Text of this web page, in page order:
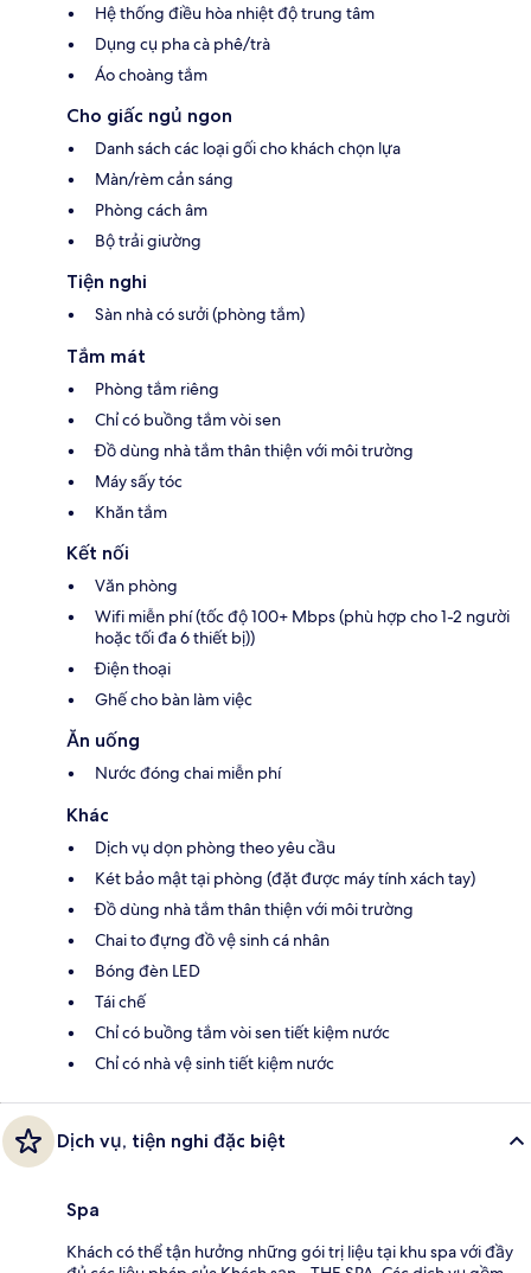
Hệ thống điều hòa nhiệt độ trung tâm
Dụng cụ pha cà phê/trà
Áo choàng tắm
Cho giấc ngủ ngon
Danh sách các loại gối cho khách chọn lựa
Màn/rèm cản sáng
Phòng cách âm
Bộ trải giường
Tiện nghi
Sàn nhà có sưởi (phòng tắm)
Tắm mát
Phòng tắm riêng
Chỉ có buồng tắm vòi sen
Đồ dùng nhà tắm thân thiện với môi trường
Máy sấy tóc
Khăn tắm
Kết nối
Văn phòng
Wifi miễn phí (tốc độ 100+ Mbps (phù hợp cho 1-2 người
hoặc tối đa 6 thiết bị))
Điện thoại
Ghế cho bàn làm việc
Ăn uống
Nước đóng chai miễn phí
Khác
Dịch vụ dọn phòng theo yêu cầu
Két bảo mật tại phòng (đặt được máy tính xách tay)
Đồ dùng nhà tắm thân thiện với môi trường
Chai to đựng đồ vệ sinh cá nhân
Bóng đèn LED
Tái chế
Chỉ có buồng tắm vòi sen tiết kiệm nước
Chỉ có nhà vệ sinh tiết kiệm nước
Dịch vụ, tiện nghi đặc biệt
Spa
Khách có thể tận hưởng những gói trị liệu tại khu spa với đầy